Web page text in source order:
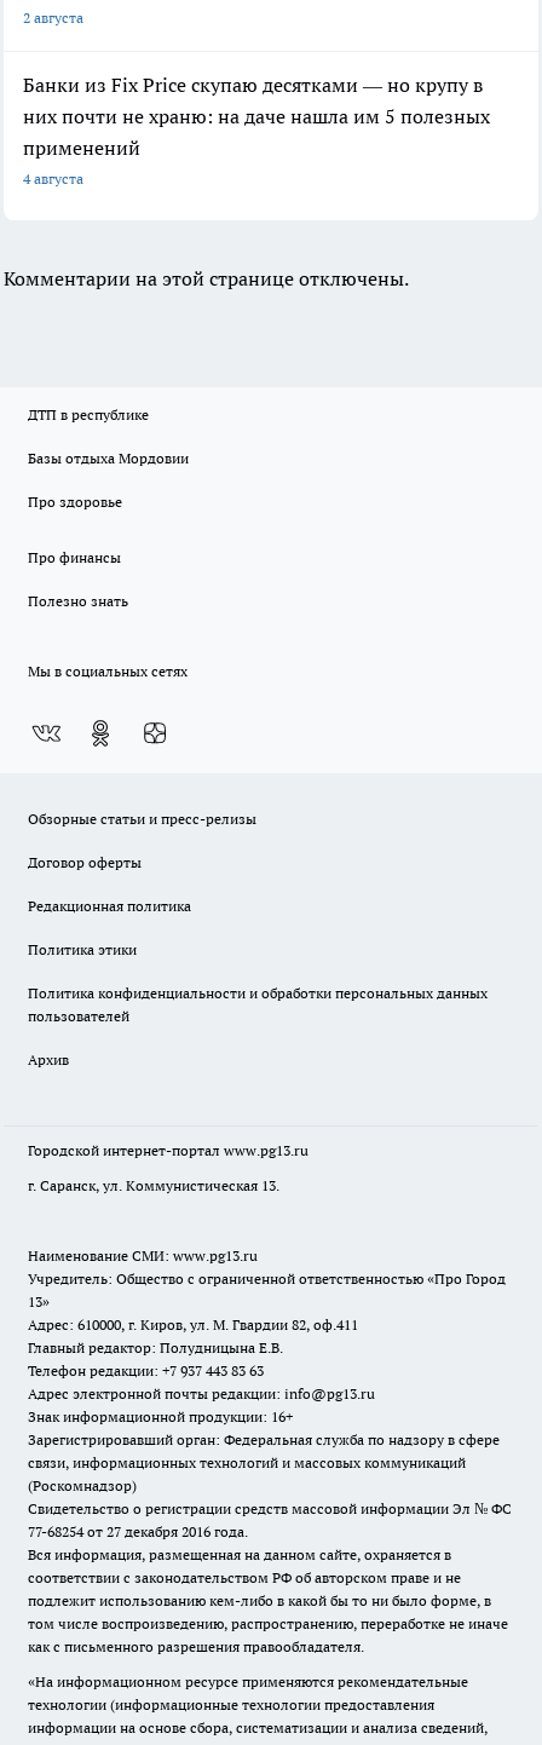
2 августа
Банки из Fix Price скупаю десятками — но крупу в
них почти не храню: на даче нашла им 5 полезных
применений
4 августа
Комментарии на этой странице отключены.
ДТП в республике
Базы отдыха Мордовии
Про здоровье
Про финансы
Полезно знать
Мы в социальных сетях
Обзорные статьи и пресс-релизы
Договор оферты
Редакционная политика
Политика этики
Политика конфиденциальности и обработки персональных данных
пользователей
Архив
Городской интернет-портал www.pg13.ru
г. Саранск, ул. Коммунистическая 13.
Наименование СМИ: www.pg13.ru
Учредитель: Общество с ограниченной ответственностью «Про Город
13»
Адрес: 610000, г. Киров, ул. М. Гвардии 82, оф.411
Главный редактор: Полудницына Е.В.
Телефон редакции: +7 937 443 83 63
Адрес электронной почты редакции: info@pg13.ru
Знак информационной продукции: 16+
Зарегистрировавший орган: Федеральная служба по надзору в сфере
связи, информационных технологий и массовых коммуникаций
(Роскомнадзор)
Свидетельство о регистрации средств массовой информации Эл № ФС
77-68254 от 27 декабря 2016 года.
Вся информация, размещенная на данном сайте, охраняется в
соответствии с законодательством РФ об авторском праве и не
подлежит использованию кем-либо в какой бы то ни было форме, в
том числе воспроизведению, распространению, переработке не иначе
как с письменного разрешения правообладателя.
«На информационном ресурсе применяются рекомендательные
технологии (информационные технологии предоставления
информации на основе сбора, систематизации и анализа сведений,